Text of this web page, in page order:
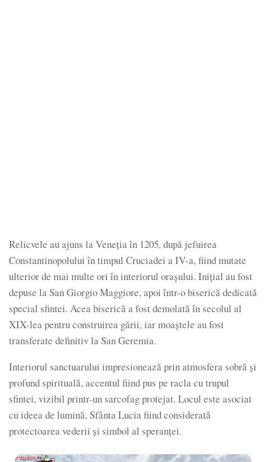
Relicvele au ajuns la Veneția în 1205, după jefuirea
Constantinopolului în timpul Cruciadei a IV-a, fiind mutate
ulterior de mai multe ori în interiorul orașului. Inițial au fost
depuse la San Giorgio Maggiore, apoi într-o biserică dedicată
special sfintei. Acea biserică a fost demolată în secolul al
XIX-lea pentru construirea gării, iar moaștele au fost
transferate definitiv la San Geremia.
Interiorul sanctuarului impresionează prin atmosfera sobră și
profund spirituală, accentul fiind pus pe racla cu trupul
sfintei, vizibil printr-un sarcofag protejat. Locul este asociat
cu ideea de lumină, Sfânta Lucia fiind considerată
protectoarea vederii și simbol al speranței.